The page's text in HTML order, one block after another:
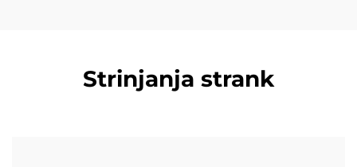
Strinjanja strank